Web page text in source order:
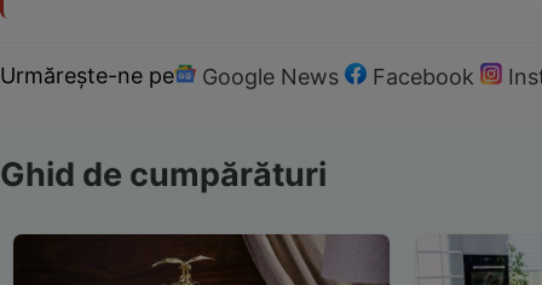
Urmărește-ne pe Google News Facebook
Ghid de cumpărături